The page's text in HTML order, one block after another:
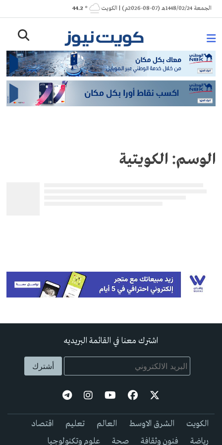
Skip
to
الجمعة 1448/02/24هـ (07-08-2026م) | الكويت ° 44.2
الوسم: الكويتية
اشترك معنا في القائمة البريديه
الكويت الشرق الاوسط العالم تعليم
اقتصاد
رياضة
فنون وثقافة صحة علوم وتكنولوجيا